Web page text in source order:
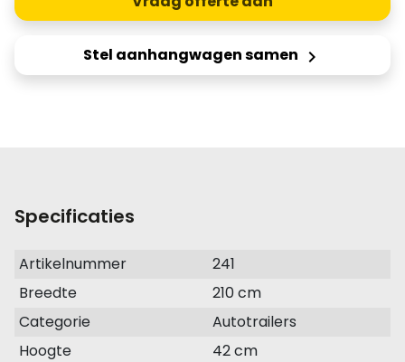
Stel aanhangwagen samen keyboard_arrow_right
Specificaties
Artikelnummer
241
Breedte
210 cm
Categorie
Autotrailers
Hoogte
42 cm